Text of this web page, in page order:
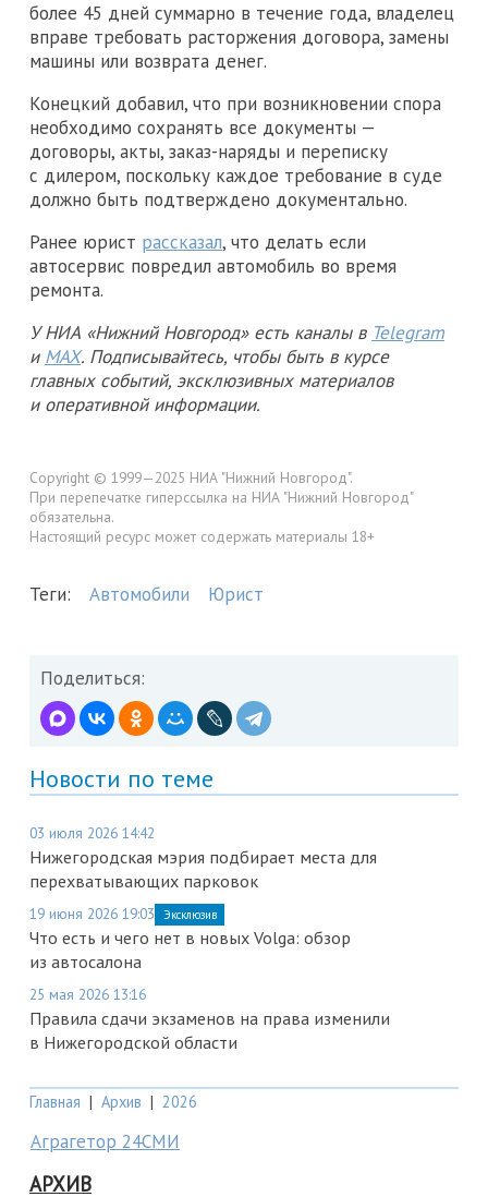
более 45 дней суммарно в течение года, владелец
вправе требовать расторжения договора, замены
машины или возврата денег.
Конецкий добавил, что при возникновении спора
необходимо сохранять все документы —
договоры, акты, заказ-наряды и переписку
с дилером, поскольку каждое требование в суде
должно быть подтверждено документально.
Ранее юрист рассказал, что делать если
автосервис повредил автомобиль во время
ремонта.
У НИА «Нижний Новгород» есть каналы в Telegram
и MAX. Подписывайтесь, чтобы быть в курсе
главных событий, эксклюзивных материалов
и оперативной информации.
Copyright © 1999—2025 НИА "Нижний Новгород".
При перепечатке гиперссылка на НИА "Нижний Новгород"
обязательна.
Настоящий ресурс может содержать материалы 18+
Теги: Автомобили Юрист
Поделиться:
Новости по теме
03 июля 2026 14:42
Нижегородская мэрия подбирает места для
перехватывающих парковок
19 июня 2026 19:03 Эксклюзив
Что есть и чего нет в новых Volga: обзор
из автосалона
25 мая 2026 13:16
Правила сдачи экзаменов на права изменили
в Нижегородской области
Главная | Архив | 2026
Аграгетор 24СМИ
АРХИВ